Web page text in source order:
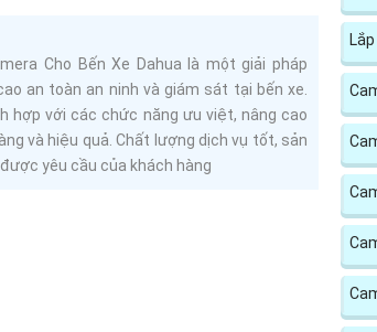
Cho Bến Xe Dahua là một giải pháp
an toàn an ninh và giám sát tại bến xe.
hợp với các chức năng ưu việt, nâng cao
và hiệu quả. Chất lượng dịch vụ tốt, sản
yêu cầu của khách hàng